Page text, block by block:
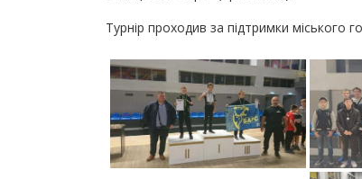
Турнір проходив за підтримки